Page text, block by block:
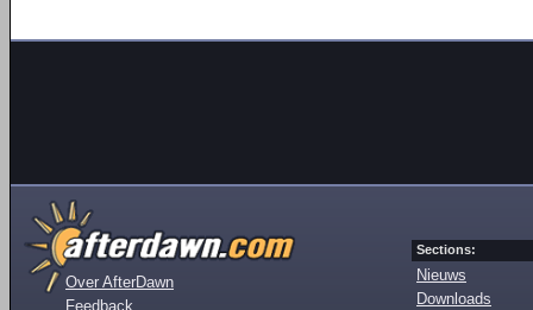
Over AfterDawn
Feedback
Sections:
Nieuws
Downloads